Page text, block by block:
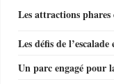
Les attractions
Les défis de
Un parc engagé pour